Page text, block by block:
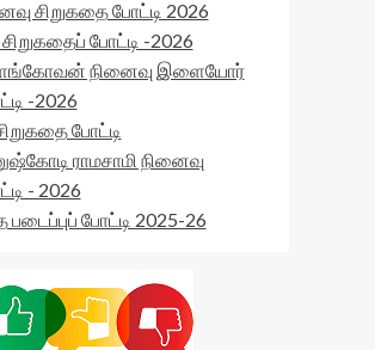
சிறுகதை போட்டி 2026
போட்டி -2026
நினைவு இளையோர்
-2026
போட்டி
ராமசாமி நினைவு
- 2026
போட்டி 2025-26